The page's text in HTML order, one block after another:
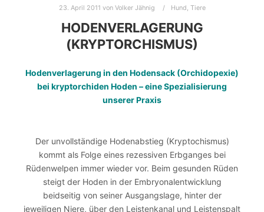
23. April 2011 von Volker Jähnig Hund, Tiere
HODENVERLAGERUNG
(KRYPTORCHISMUS)
Hodenverlagerung in den Hodensack (Orchidopexie)
bei kryptorchiden Hoden – eine Spezialisierung
unserer Praxis
Der unvollständige Hodenabstieg (Kryptochismus)
kommt als Folge eines rezessiven Erbganges bei
Rüdenwelpen immer wieder vor. Beim gesunden Rüden
steigt der Hoden in der Embryonalentwicklung
beidseitig von seiner Ausgangslage, hinter der
jeweiligen Niere, über den Leistenkanal und Leistenspalt